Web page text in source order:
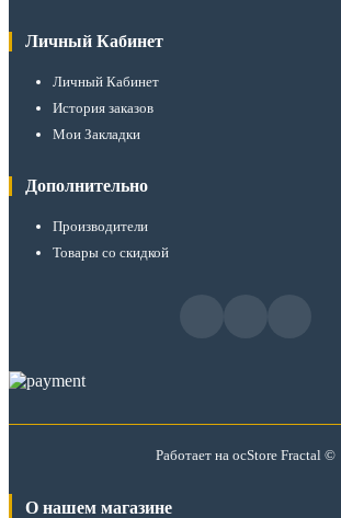
Личный Кабинет
Личный Кабинет
История заказов
Мои Закладки
Дополнительно
Производители
Товары со скидкой
Работает на ocStore Fractal ©
О нашем магазине